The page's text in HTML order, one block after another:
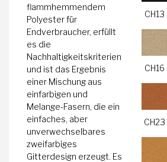
flammhemmendem
Polyester für
Endverbraucher, erfüllt
es die
Nachhaltigkeitskriterien
und ist das Ergebnis
einer Mischung aus
einfarbigen und
Melange-Fasern, die ein
einfaches, aber
unverwechselbares
zweifarbiges
Gitterdesign erzeugt. Es
CH13
CH16
CH23